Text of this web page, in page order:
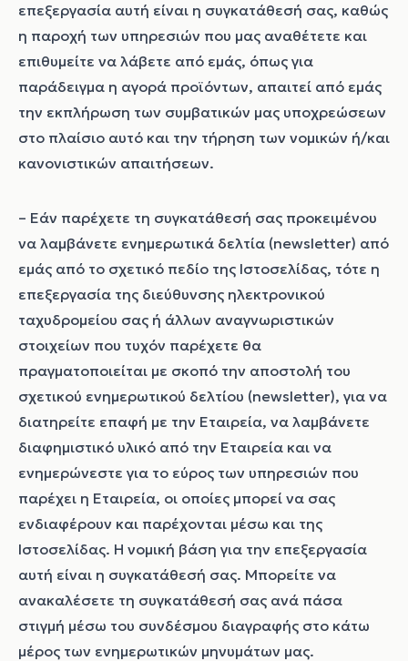
επεξεργασία αυτή είναι η συγκατάθεσή σας, καθώς
η παροχή των υπηρεσιών που μας αναθέτετε και
επιθυμείτε να λάβετε από εμάς, όπως για
παράδειγμα η αγορά προϊόντων, απαιτεί από εμάς
την εκπλήρωση των συμβατικών μας υποχρεώσεων
στο πλαίσιο αυτό και την τήρηση των νομικών ή/και
κανονιστικών απαιτήσεων.
– Εάν παρέχετε τη συγκατάθεσή σας προκειμένου
να λαμβάνετε ενημερωτικά δελτία (newsletter) από
εμάς από το σχετικό πεδίο της Ιστοσελίδας, τότε η
επεξεργασία της διεύθυνσης ηλεκτρονικού
ταχυδρομείου σας ή άλλων αναγνωριστικών
στοιχείων που τυχόν παρέχετε θα
πραγματοποιείται με σκοπό την αποστολή του
σχετικού ενημερωτικού δελτίου (newsletter), για να
διατηρείτε επαφή με την Εταιρεία, να λαμβάνετε
διαφημιστικό υλικό από την Εταιρεία και να
ενημερώνεστε για το εύρος των υπηρεσιών που
παρέχει η Εταιρεία, οι οποίες μπορεί να σας
ενδιαφέρουν και παρέχονται μέσω και της
Ιστοσελίδας. Η νομική βάση για την επεξεργασία
αυτή είναι η συγκατάθεσή σας. Μπορείτε να
ανακαλέσετε τη συγκατάθεσή σας ανά πάσα
στιγμή μέσω του συνδέσμου διαγραφής στο κάτω
μέρος των ενημερωτικών μηνυμάτων μας.